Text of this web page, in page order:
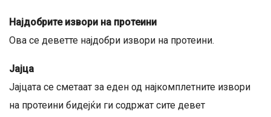
Најдобрите извори на протеини
Ова се деветте најдобри извори на протеини.
Јајца
Јајцата се сметаат за еден од најкомплетните извори
на протеини бидејќи ги содржат сите девет